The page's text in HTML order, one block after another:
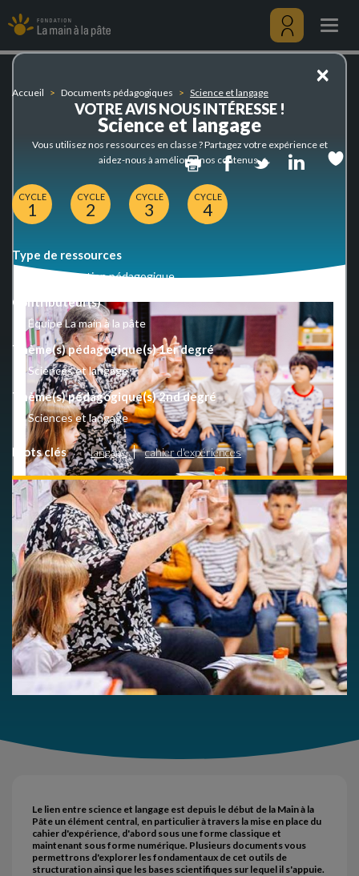
et
langage
au
contenu
principal
Menu
Accueil Documents pédagogiques Science et langage
Science et langage
PrintFacebook
Twitter
CYCLE
1
CYCLE
2
CYCLE
3
CYCLE
4
Type de ressources
Documentation pédagogique
Contributeur(s)
Équipe La main à la pâte
Thème(s) pédagogique(s) 1er degré
Sciences et langage
Thème(s) pédagogique(s) 2nd degré
Sciences et langage
Mots clés langage cahier d'expériences
Le lien entre science et langage est depuis le début de la Main à la
Pâte un élément central, en particulier à travers la mise en place du
cahier d'expérience, d'abord sous une forme classique et
maintenant sous forme numérique. Plusieurs documents vous
permettrons d'explorer les fondamentaux de cet outils de
structuration ainsi que les bases scientifiques sur lequel il s'appuie.
×
VOTRE AVIS NOUS INTÉRESSE !
Vous utilisez nos ressources en classe ? Partagez votre expérience et
aidez-nous à améliorer nos contenus.
En quelques clics, donnez-nous votre avis d'utilisateur.
LIEN VERS LE QUESTIONNAIRE